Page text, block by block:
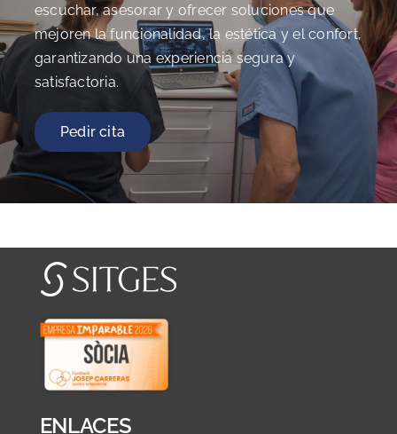
escuchar, asesorar y ofrecer soluciones que
mejoren la funcionalidad, la estética y el confort,
garantizando una experiencia segura y
satisfactoria.
Pedir cita
ENLACES